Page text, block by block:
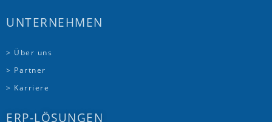
UNTERNEHMEN
> Über uns
> Partner
> Karriere
ERP-LÖSUNGEN